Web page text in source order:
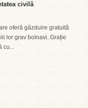
civilă
oferă găzduire gratuită
lor grav bolnavi. Grație
cu...